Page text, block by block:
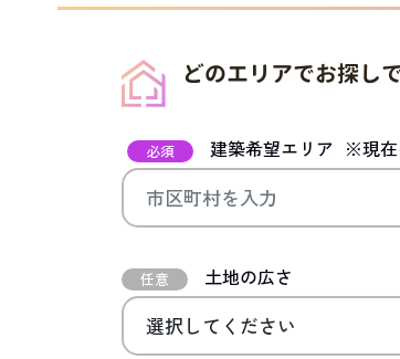
どのエリアでお探し
必須 建築希望エリア ※現在
任意 土地の広さ